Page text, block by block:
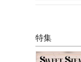
特集